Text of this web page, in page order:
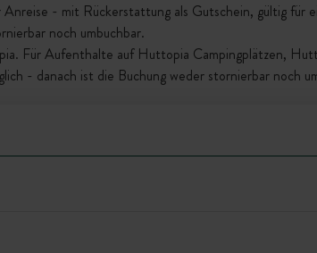
- mit Rückerstattung als Gutschein, gültig für
noch umbuchbar.
Für Aufenthalte auf Huttopia Campingplätzen,
- danach ist die Buchung weder stornierbar noch